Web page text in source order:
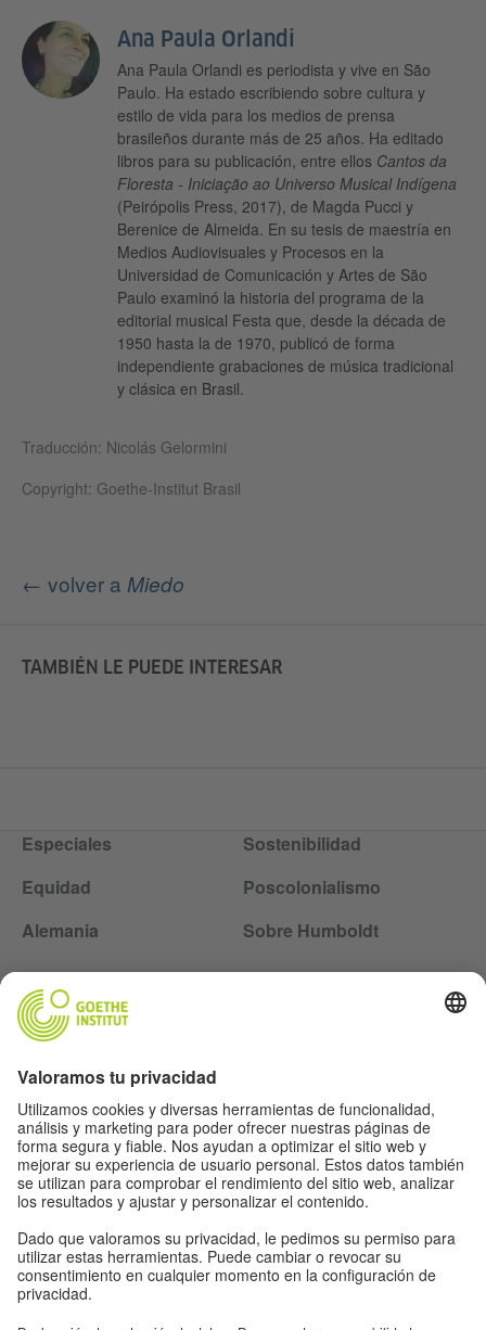
​Ana Paula Orlandi
Ana Paula Orlandi es periodista y vive en São
Paulo. Ha estado escribiendo sobre cultura y
estilo de vida para los medios de prensa
brasileños durante más de 25 años. Ha editado
libros para su publicación, entre ellos Cantos da
Floresta - Iniciação ao Universo Musical Indígena
(Peirópolis Press, 2017), de Magda Pucci y
Berenice de Almeida. En su tesis de maestría en
Medios Audiovisuales y Procesos en la
Universidad de Comunicación y Artes de São
Paulo examinó la historia del programa de la
editorial musical Festa que, desde la década de
1950 hasta la de 1970, publicó de forma
independiente grabaciones de música tradicional
y clásica en Brasil.
Traducción: Nicolás Gelormini
Copyright: Goethe-Institut Brasil
← volver a Miedo
TAMBIÉN LE PUEDE INTERESAR
Especiales
Sostenibilidad
Equidad
Poscolonialismo
Alemania
Sobre Humboldt
Aviso legal
Protección de datos
Condiciones de uso
Proteção de dados
Siga la revista Humboldt en las redes sociales